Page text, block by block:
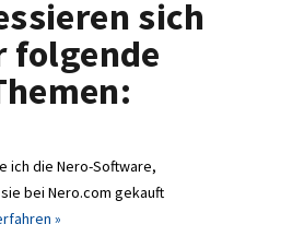
sich
folgende
ich die Nero-Software,
bei Nero.com gekauft
»